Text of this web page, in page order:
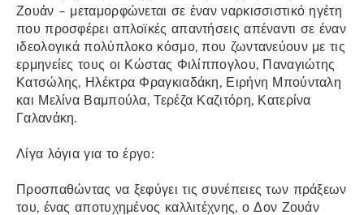
Ζουάν – μεταμορφώνεται σε έναν ναρκισσιστικό ηγέτη
που προσφέρει απλοϊκές απαντήσεις απέναντι σε έναν
ιδεολογικά πολύπλοκο κόσμο, που ζωντανεύουν με τις
ερμηνείες τους οι Κώστας Φιλίππογλου, Παναγιώτης
Κατσώλης, Ηλέκτρα Φραγκιαδάκη, Ειρήνη Μπούνταλη
και Μελίνα Βαμπούλα, Τερέζα Καζιτόρη, Κατερίνα
Γαλανάκη.
Λίγα λόγια για το έργο:
Προσπαθώντας να ξεφύγει τις συνέπειες των πράξεων
του, ένας αποτυχημένος καλλιτέχνης, ο Δον Ζουάν